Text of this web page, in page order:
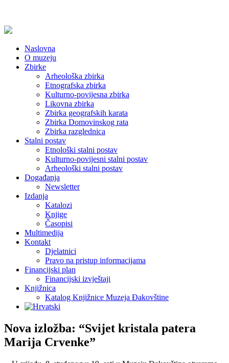
Naslovna
O muzeju
Zbirke
Arheološka zbirka
Etnografska zbirka
Kulturno-povijesna zbirka
Likovna zbirka
Zbirka geografskih karata
Zbirka Domovinskog rata
Zbirka razglednica
Stalni postav
Etnološki stalni postav
Kulturno-povijesni stalni postav
Arheološki stalni postav
Događanja
Newsletter
Izdanja
Katalozi
Knjige
Časopisi
Multimedija
Kontakt
Djelatnici
Pravo na pristup informacijama
Financijski plan
Financijski izvještaji
Knjižnica
Katalog Knjižnice Muzeja Đakovštine
Nova izložba: “Svijet kristala patera
Marija Crvenke”